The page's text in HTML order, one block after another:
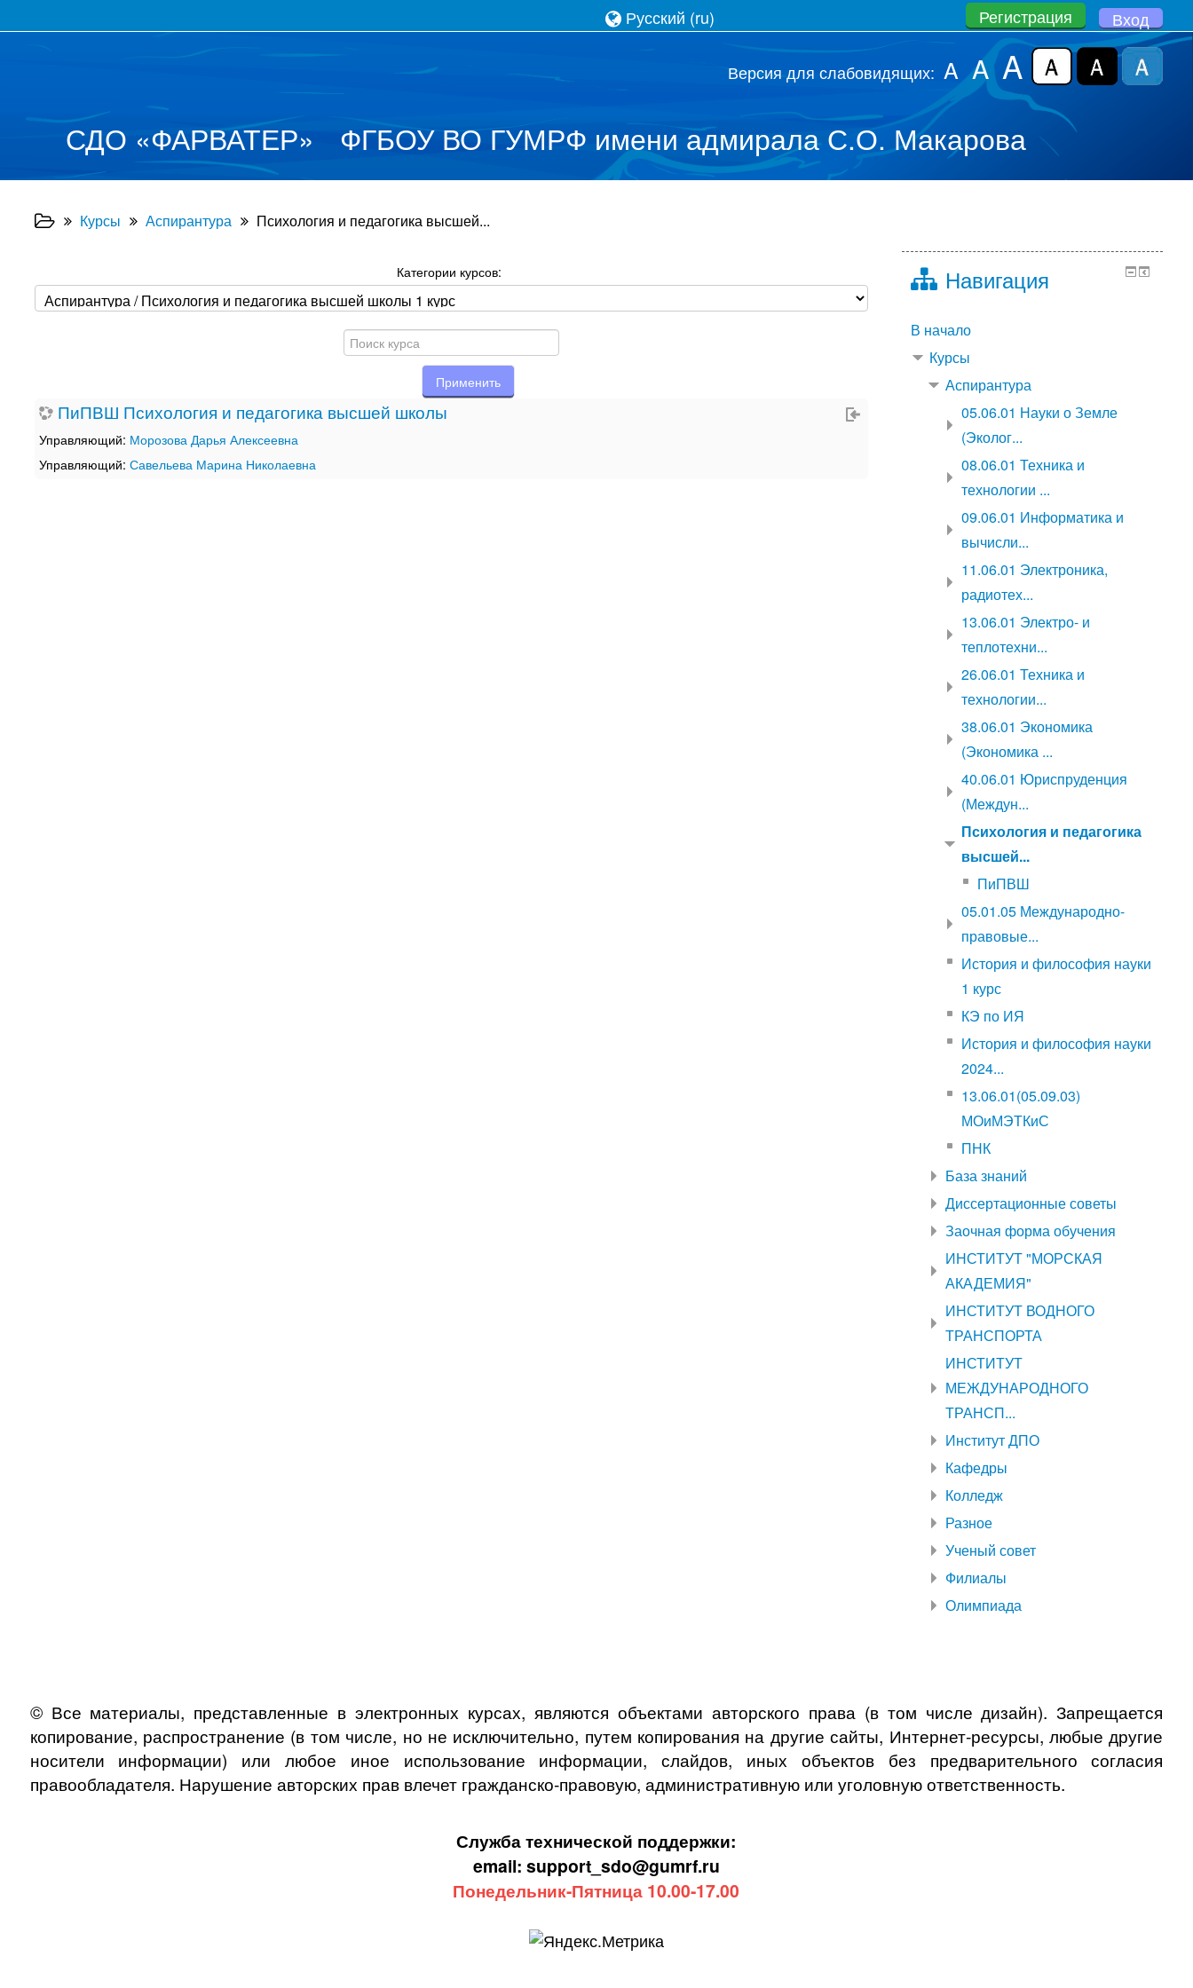
Регистрация Вход
Версия для слабовидящих: A A A
Русский ‎(ru)‎
СДО «ФАРВАТЕР» ФГБОУ ВО ГУМРФ имени адмирала С.О. Макарова
Курсы Аспирантура Психология и педагогика высшей...
Категории курсов:
Поиск
курса
Применить
ПиПВШ Психология и педагогика высшей школы
Управляющий: Морозова Дарья Алексеевна
Управляющий: Савельева Марина Николаевна
Навигация
В начало
Курсы
Аспирантура
05.06.01 Науки о Земле
(Эколог...
08.06.01 Техника и
технологии ...
09.06.01 Информатика и
вычисли...
11.06.01 Электроника,
радиотех...
13.06.01 Электро- и
теплотехни...
26.06.01 Техника и
технологии...
38.06.01 Экономика
(Экономика ...
40.06.01 Юриспруденция
(Междун...
Психология и педагогика
высшей...
ПиПВШ
05.01.05 Международно-
правовые...
История и философия науки
1 курс
КЭ по ИЯ
История и философия науки
2024...
13.06.01(05.09.03)
МОиМЭТКиС
ПНК
База знаний
Диссертационные советы
Заочная форма обучения
ИНСТИТУТ "МОРСКАЯ
АКАДЕМИЯ"
ИНСТИТУТ ВОДНОГО
ТРАНСПОРТА
ИНСТИТУТ
МЕЖДУНАРОДНОГО
ТРАНСП...
Институт ДПО
Кафедры
Колледж
Разное
Ученый совет
Филиалы
Олимпиада
© Все материалы, представленные в электронных курсах, являются объектами авторского права (в том числе дизайн). Запрещается
копирование, распространение (в том числе, но не исключительно, путем копирования на другие сайты, Интернет-ресурсы, любые другие
носители информации) или любое иное использование информации, слайдов, иных объектов без предварительного согласия
правообладателя. Нарушение авторских прав влечет гражданско-правовую, административную или уголовную ответственность.
Служба технической поддержки:
email: support_sdo@gumrf.ru
Понедельник-Пятница 10.00-17.00